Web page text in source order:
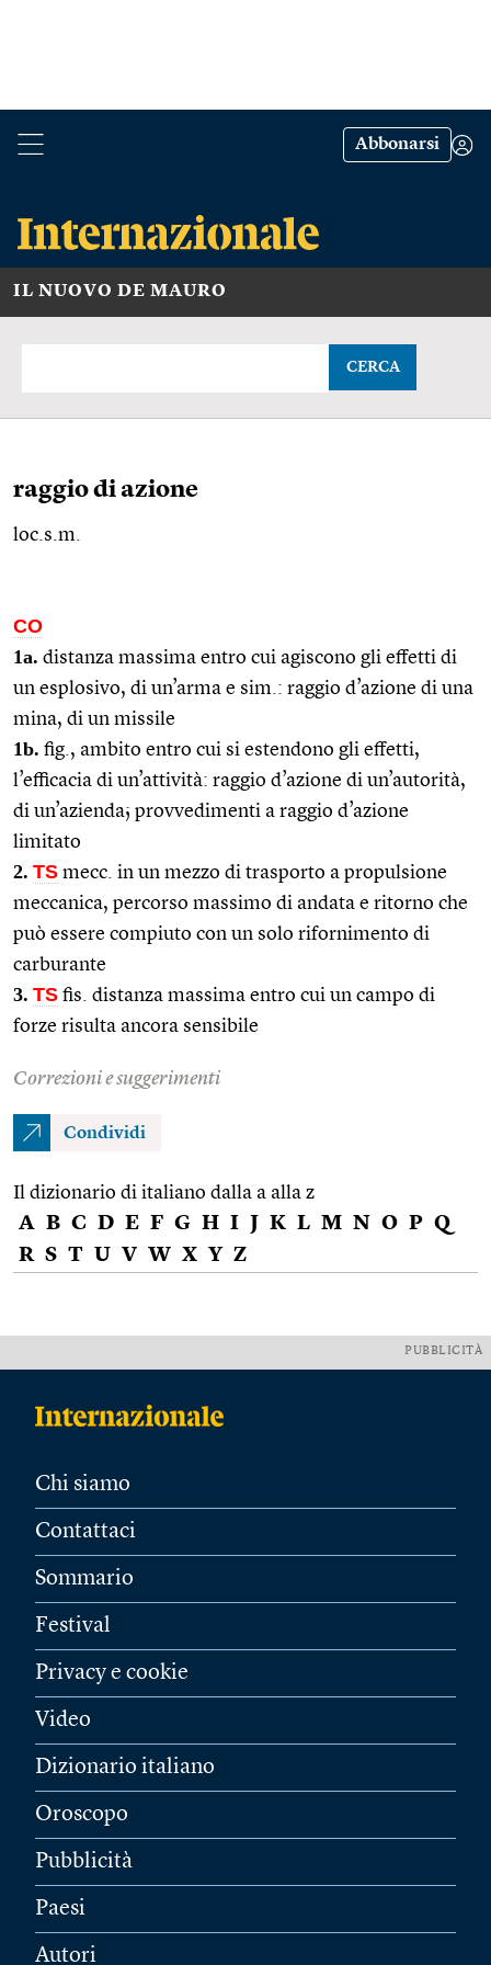
Abbonarsi
IL NUOVO DE MAURO
CERCA
raggio di azione
loc.s.m.
CO
1a. distanza massima entro cui agiscono gli effetti di
un esplosivo, di un’arma e sim. : raggio d’azione di una
mina, di un missile
1b. fig. , ambito entro cui si estendono gli effetti,
l’efficacia di un’attività: raggio d’azione di un’autorità,
di un’azienda; provvedimenti a raggio d’azione
limitato
2. TS mecc. in un mezzo di trasporto a propulsione
meccanica, percorso massimo di andata e ritorno che
può essere compiuto con un solo rifornimento di
carburante
3. TS fis. distanza massima entro cui un campo di
forze risulta ancora sensibile
Correzioni e suggerimenti
Condividi
Il dizionario di italiano dalla a alla z
A B C D E F G H I J K L M N O P Q
R S T U V W X Y Z
PUBBLICITÀ
Chi siamo
Contattaci
Sommario
Festival
Privacy e cookie
Video
Dizionario italiano
Oroscopo
Pubblicità
Paesi
Autori